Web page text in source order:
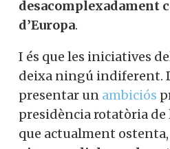
desacomplexadament
d’Europa.
I és que les iniciatives
deixa ningú indiferent.
presentar un ambiciós
presidència rotatòria de
que actualment